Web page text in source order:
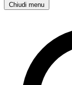
Chiudi menu